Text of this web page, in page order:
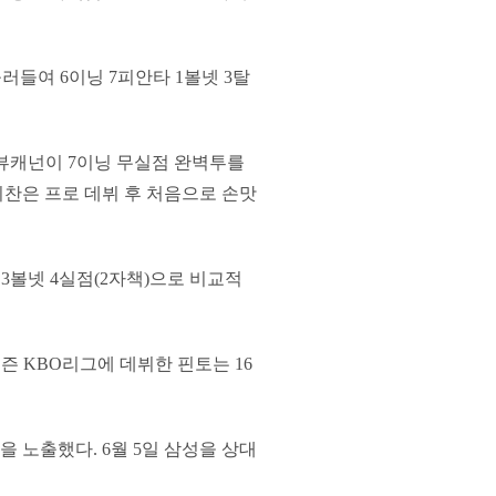
들여 6이닝 7피안타 1볼넷 3탈
캐넌이 7이닝 무실점 완벽투를
은 프로 데뷔 후 처음으로 손맛
볼넷 4실점(2자책)으로 비교적
KBO리그에 데뷔한 핀토는 16
노출했다. 6월 5일 삼성을 상대